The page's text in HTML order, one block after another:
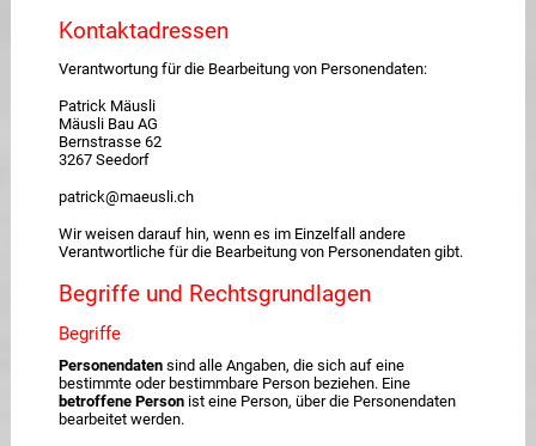
Kontaktadressen
Verantwortung für die Bearbeitung von Personendaten:
Patrick Mäusli
Mäusli Bau AG
Bernstrasse 62
3267 Seedorf
patrick@maeusli.ch
Wir weisen darauf hin, wenn es im Einzelfall andere
Verantwortliche für die Bearbeitung von Personendaten gibt.
Begriffe und Rechtsgrundlagen
Begriffe
Personendatensind alle Angaben, die sich auf eine
bestimmte oder bestimmbare Person beziehen. Eine
betroffene Personist eine Person, über die Personendaten
bearbeitet werden.